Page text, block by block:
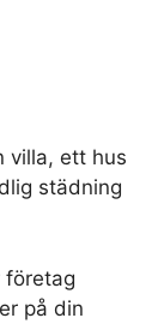
villa, ett hus
städning
företag
på din